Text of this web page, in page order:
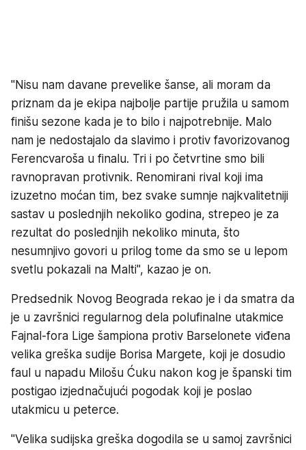
"Nisu nam davane prevelike šanse, ali moram da
priznam da je ekipa najbolje partije pružila u samom
finišu sezone kada je to bilo i najpotrebnije. Malo
nam je nedostajalo da slavimo i protiv favorizovanog
Ferencvaroša u finalu. Tri i po četvrtine smo bili
ravnopravan protivnik. Renomirani rival koji ima
izuzetno moćan tim, bez svake sumnje najkvalitetniji
sastav u poslednjih nekoliko godina, strepeo je za
rezultat do poslednjih nekoliko minuta, što
nesumnjivo govori u prilog tome da smo se u lepom
svetlu pokazali na Malti", kazao je on.
Predsednik Novog Beograda rekao je i da smatra da
je u završnici regularnog dela polufinalne utakmice
Fajnal-fora Lige šampiona protiv Barselonete viđena
velika greška sudije Borisa Margete, koji je dosudio
faul u napadu Milošu Ćuku nakon kog je španski tim
postigao izjednačujući pogodak koji je poslao
utakmicu u peterce.
"Velika sudijska greška dogodila se u samoj završnici